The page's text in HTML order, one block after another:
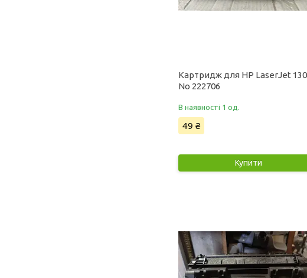
Картридж для HP LaserJet
No 222706
В наявності 1 од.
49 ₴
Купити